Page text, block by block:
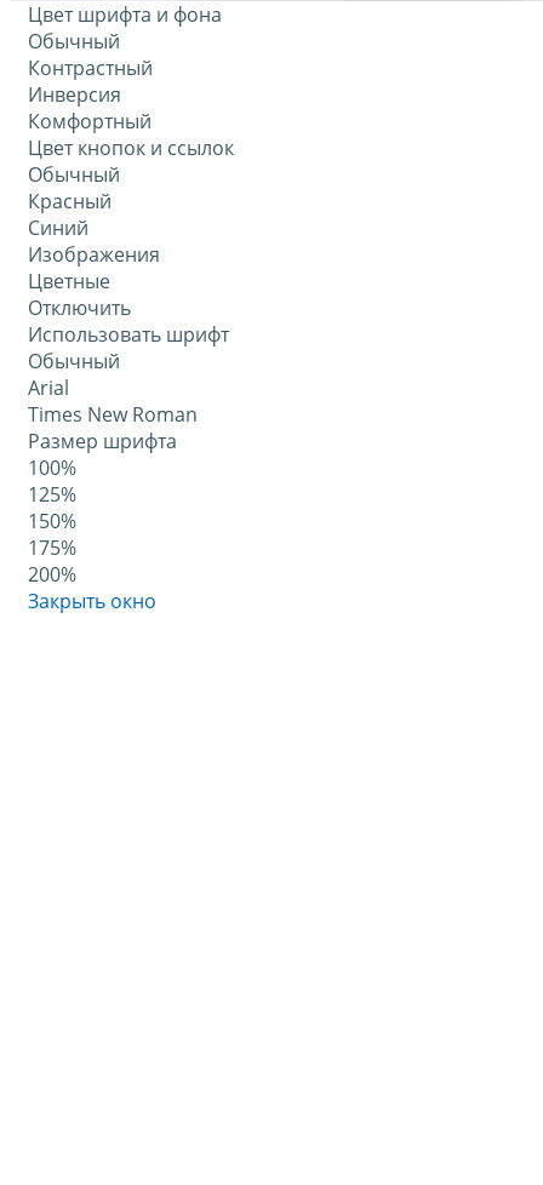
Цвет шрифта и фона
Обычный
Контрастный
Инверсия
Комфортный
Цвет кнопок и ссылок
Обычный
Красный
Синий
Изображения
Цветные
Отключить
Использовать шрифт
Обычный
Arial
Times New Roman
Размер шрифта
100%
125%
150%
175%
200%
Закрыть окно